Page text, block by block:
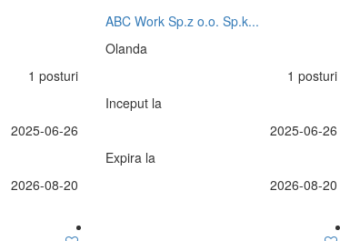
1 posturi
2025-06-26
2026-08-20
ABC Work Sp.z o.o. Sp.k...
Olanda
1 posturi
Inceput la
2025-06-26
Expira la
2026-08-20